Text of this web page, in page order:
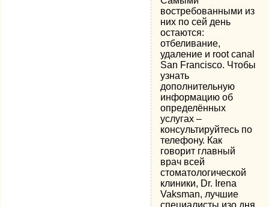
востребованными из
них по сей день
остаются:
отбеливание,
удаление и root canal
San Francisco. Чтобы
узнать
дополнительную
информацию об
определённых
услугах –
консультируйтесь по
телефону. Как
говорит главный
врач всей
стоматологической
клиники, Dr. Irena
Vaksman, лучшие
специалисты изо дня